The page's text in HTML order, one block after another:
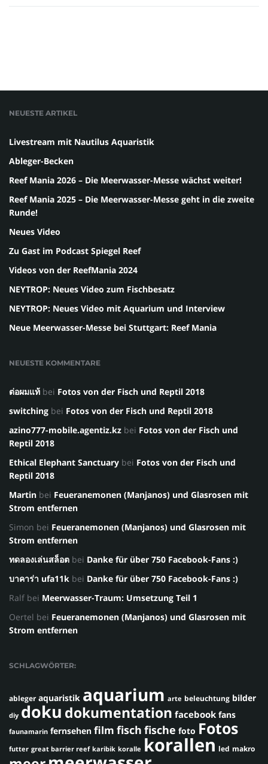
NEUESTE ARTIKEL
Livestream mit Nautilus Aquaristik
Ableger-Becken
Reef Mania 2026 – Die Meerwasser-Messe wächst weiter!
Reef Mania 2025 – Die Meerwasser-Messe geht in die zweite
Runde!
Neues Video
Zu Gast im Podcast Spiegel Reef
Videos von der ReefMania 2024
NEYTROP: Neues Video zum Fischbesatz
NEYTROP: Neues Video mit Aquarium und Interview
Neue Meerwasser-Messe bei Stuttgart: Reef Mania
NEUESTE KOMMENTARE
ต่อผมแท้ bei Fotos von der Fisch und Reptil 2018
switching bei Fotos von der Fisch und Reptil 2018
azino777-mobile.agentiz.kz bei Fotos von der Fisch und
Reptil 2018
Ethical Elephant Sanctuary bei Fotos von der Fisch und
Reptil 2018
Martin bei Feueranemonen (Manjanos) und Glasrosen mit
Strom entfernen
Simon bei Feueranemonen (Manjanos) und Glasrosen mit
Strom entfernen
ทดลองเล่นสล็อต bei Danke für über 750 Facebook-Fans :)
บาคาร่า ufa11k bei Danke für über 750 Facebook-Fans :)
Ralf bei Meerwasser-Traum: Umsetzung Teil 1
Oertel bei Feueranemonen (Manjanos) und Glasrosen mit
Strom entfernen
SCHLAGWÖRTER:
ableger aquaristik aquarium arte beleuchtung bilder
diy doku dokumentation facebook fans
faunamarin fernsehen film fisch fische foto Fotos
futter great barrier reef karibik koralle korallen led makro